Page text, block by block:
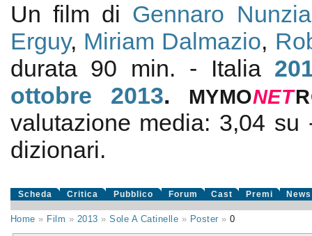
Un film di Gennaro
Erguy, Miriam Dalmazio,
durata 90 min. - Italia
ottobre 2013. MYMONET
valutazione media: 3,04 su
dizionari.
Scheda Critica Pubblico Forum Cast Premi News
Home » Film » 2013 »Sole A Catinelle » Poster »0